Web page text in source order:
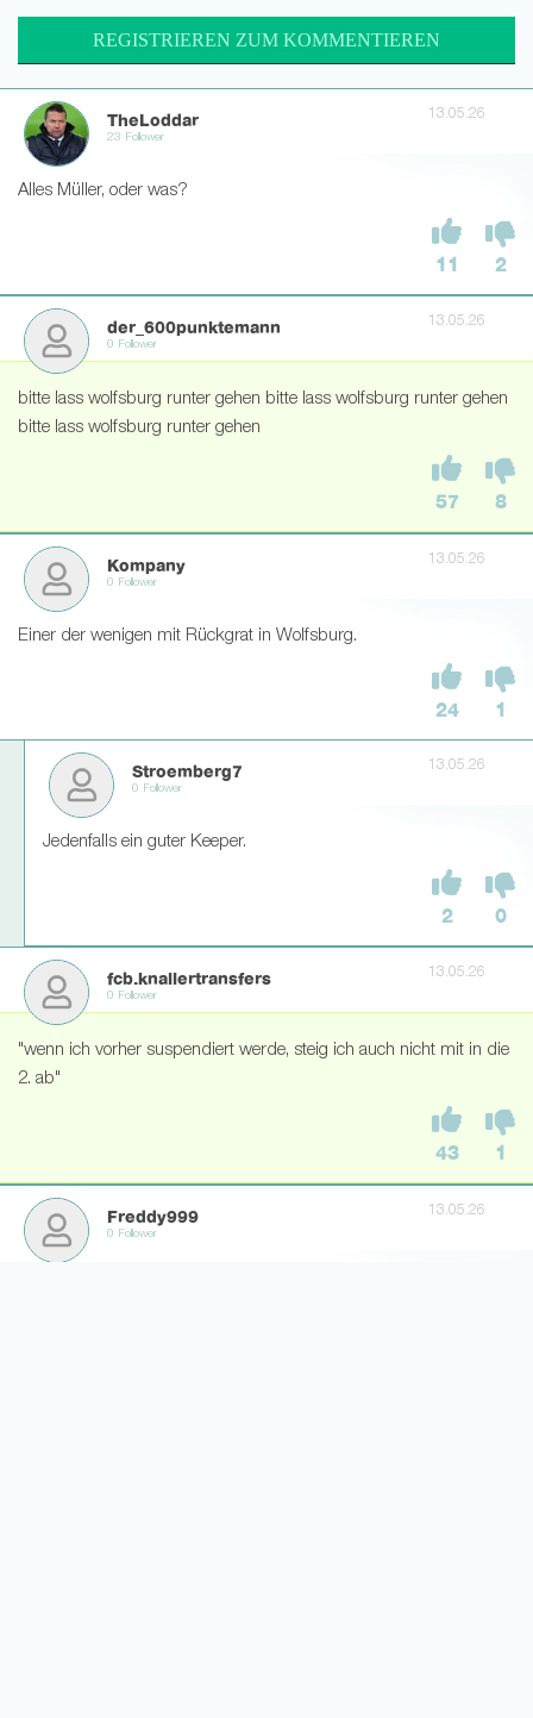
REGISTRIEREN ZUM KOMMENTIEREN
TheLoddar
23 Follower
13.05.26
Alles Müller, oder was?
11 2
der_600punktemann
0 Follower
13.05.26
bitte lass wolfsburg runter gehen bitte lass wolfsburg runter gehen
bitte lass wolfsburg runter gehen
57 8
Kompany
0 Follower
13.05.26
Einer der wenigen mit Rückgrat in Wolfsburg.
24 1
Stroemberg7
0 Follower
13.05.26
Jedenfalls ein guter Keeper.
2 0
fcb.knallertransfers
0 Follower
13.05.26
"wenn ich vorher suspendiert werde, steig ich auch nicht mit in die
2. ab"
43 1
Freddy999
0 Follower
13.05.26